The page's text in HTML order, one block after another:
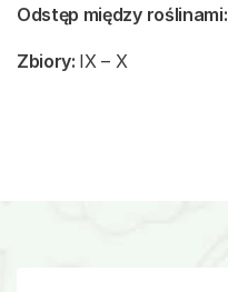
Odstęp między roślinami:
Zbiory: IX – X